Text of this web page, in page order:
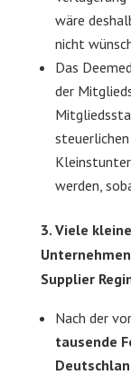
wäre
nicht
Das
der
werden,
3. Viele
Supplier
Nach der
tausende